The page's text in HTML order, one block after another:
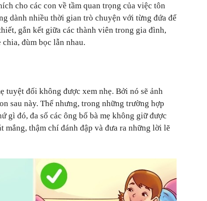
cho các con về tầm quan trọng của việc tôn
dành nhiều thời gian trò chuyện với từng đứa để
gắn kết giữa các thành viên trong gia đình,
đùm bọc lẫn nhau.
tuyệt đối không được xem nhẹ. Bởi nó sẽ ảnh
sau này. Thế nhưng, trong những trường hợp
gì đó, đa số các ông bố bà mẹ không giữ được
mắng, thậm chí đánh đập và đưa ra những lời lẽ